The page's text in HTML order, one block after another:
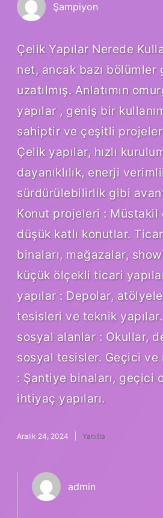
Şampiyon
Çelik Yapılar Nerede
net, ancak bazı bölümler
uzatılmış. Anlatımın
yapılar , geniş bir
sahiptir ve çeşitli
Çelik yapılar, hızlı
dayanıklılık, enerji
sürdürülebilirlik gibi
Konut projeleri :
düşük katlı konutlar.
binaları, mağazalar,
küçük ölçekli ticari
yapılar : Depolar,
tesisleri ve teknik
sosyal alanlar : Okullar,
sosyal tesisler. Geçici ve
: Şantiye binaları, geçici
ihtiyaç yapıları.
Aralık 24, 2024 Yanıtla
admin